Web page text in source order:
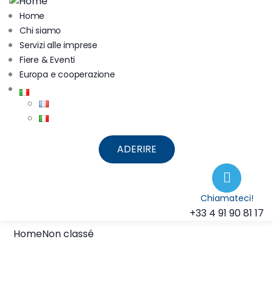
Home
Chi siamo
Servizi alle imprese
Fiere & Eventi
Europa e cooperazione
ADERIRE
Chiamateci!
+33 4 91 90 81 17
HomeNon classé